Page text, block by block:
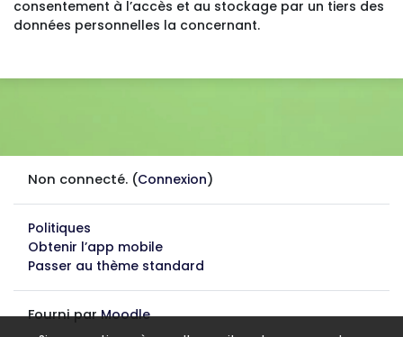
consentement à l’accès et au stockage par un tiers des
données personnelles la concernant.
Non connecté. (Connexion)
Politiques
Obtenir l’app mobile
Passer au thème standard
Fourni parMoodle